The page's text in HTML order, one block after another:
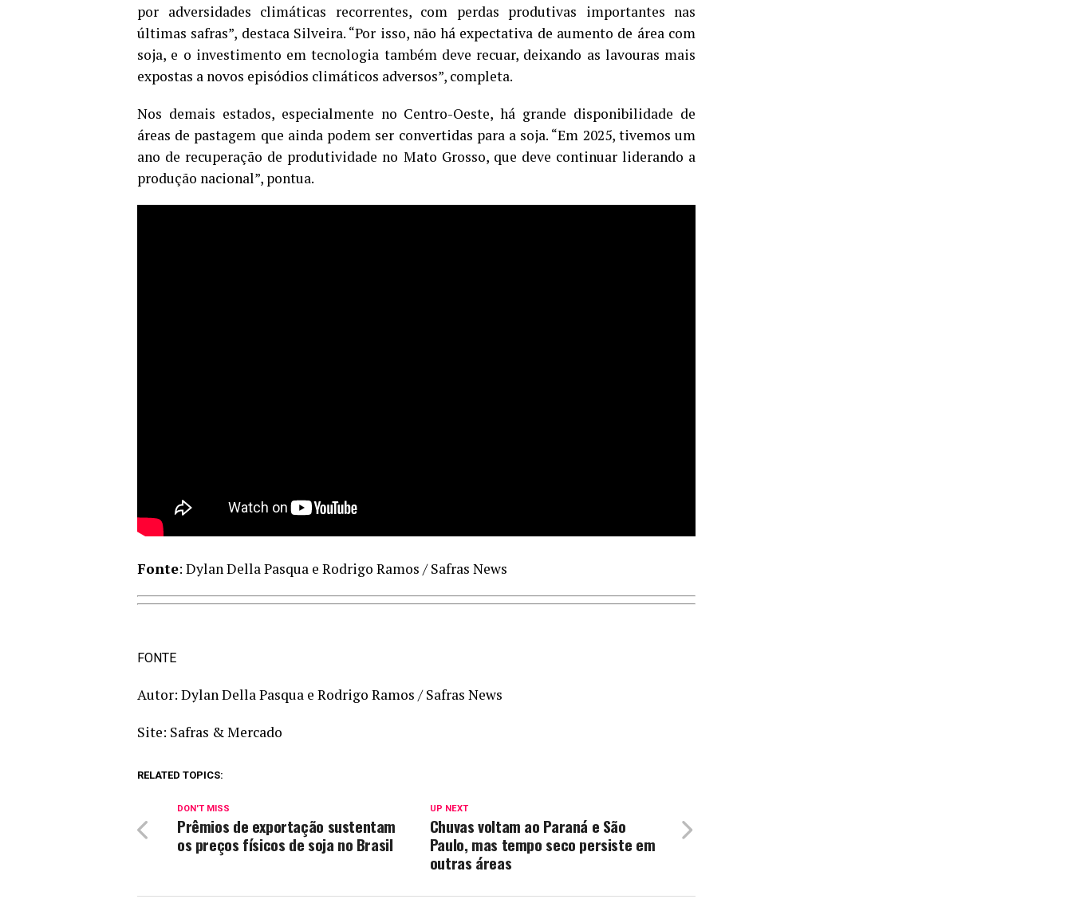
por adversidades climáticas recorrentes, com perdas produtivas importantes nas
últimas safras”, destaca Silveira. “Por isso, não há expectativa de aumento de área com
soja, e o investimento em tecnologia também deve recuar, deixando as lavouras mais
expostas a novos episódios climáticos adversos”, completa.
Nos demais estados, especialmente no Centro-Oeste, há grande disponibilidade de
áreas de pastagem que ainda podem ser convertidas para a soja. “Em 2025, tivemos um
ano de recuperação de produtividade no Mato Grosso, que deve continuar liderando a
produção nacional”, pontua.
Fonte: Dylan Della Pasqua e Rodrigo Ramos / Safras News
FONTE
Autor: Dylan Della Pasqua e Rodrigo Ramos / Safras News
Site: Safras & Mercado
RELATED TOPICS:
UP NEXT
Chuvas voltam ao Paraná e São
Paulo, mas tempo seco persiste em
outras áreas
DON'T MISS
Prêmios de exportação sustentam
os preços físicos de soja no Brasil